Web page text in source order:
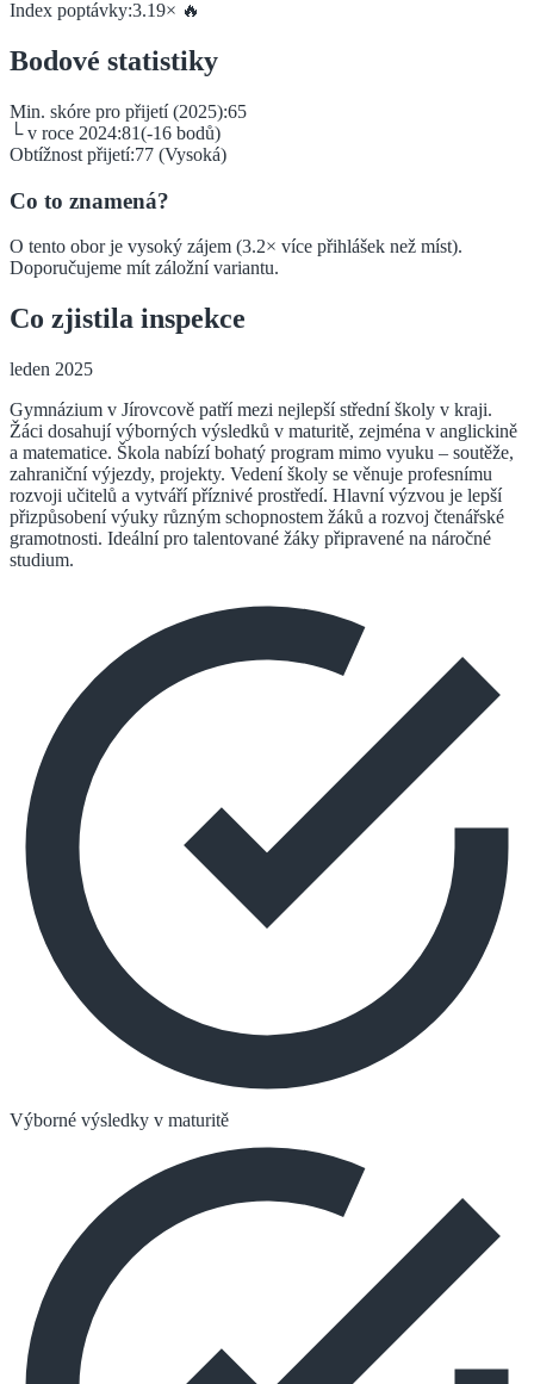
Index poptávky:3.19× 🔥
Bodové statistiky
Min. skóre pro přijetí (2025):65
└ v roce 2024:81(-16 bodů)
Obtížnost přijetí:77 (Vysoká)
Co to znamená?
O tento obor je vysoký zájem (3.2× více přihlášek než míst).
Doporučujeme mít záložní variantu.
Co zjistila inspekce
leden 2025
Gymnázium v Jírovcově patří mezi nejlepší střední školy v kraji.
Žáci dosahují výborných výsledků v maturitě, zejména v anglickině
a matematice. Škola nabízí bohatý program mimo vyuku – soutěže,
zahraniční výjezdy, projekty. Vedení školy se věnuje profesnímu
rozvoji učitelů a vytváří příznivé prostředí. Hlavní výzvou je lepší
přizpůsobení výuky různým schopnostem žáků a rozvoj čtenářské
gramotnosti. Ideální pro talentované žáky připravené na náročné
studium.
Výborné výsledky v maturitě